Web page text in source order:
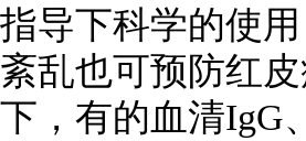
指导下科学的使
紊乱也可预防红
下，有的血清IgG